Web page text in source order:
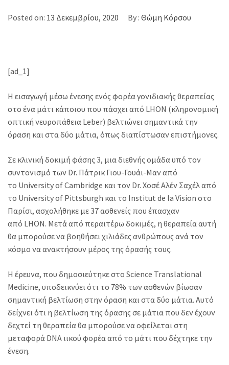
Posted on: 13 Δεκεμβρίου, 2020 By : Θώμη Κόρσου
[ad_1]
Η εισαγωγή μέσω ένεσης ενός φορέα γονιδιακής θεραπείας
στο ένα μάτι κάποιου που πάσχει από LHON (κληρονομική
οπτική νευροπάθεια Leber) βελτιώνει σημαντικά την
όραση και στα δύο μάτια, όπως διαπίστωσαν επιστήμονες.
Σε κλινική δοκιμή φάσης 3, μια διεθνής ομάδα υπό τον
συντονισμό των Dr. Πάτρικ Γιου-Γουάι-Μαν από
το University of Cambridge και τον Dr. Χοσέ Αλέν Σαχέλ από
το University of Pittsburgh και το Institut de la Vision στο
Παρίσι, ασχολήθηκε με 37 ασθενείς που έπασχαν
από LHON. Μετά από περαιτέρω δοκιμές, η θεραπεία αυτή
θα μπορούσε να βοηθήσει χιλιάδες ανθρώπους ανά τον
κόσμο να ανακτήσουν μέρος της όρασής τους.
Η έρευνα, που δημοσιεύτηκε στο Science Translational
Medicine, υποδεικνύει ότι το 78% των ασθενών βίωσαν
σημαντική βελτίωση στην όραση και στα δύο μάτια. Αυτό
δείχνει ότι η βελτίωση της όρασης σε μάτια που δεν έχουν
δεχτεί τη θεραπεία θα μπορούσε να οφείλεται στη
μεταφορά DNA ιικού φορέα από το μάτι που δέχτηκε την
ένεση.